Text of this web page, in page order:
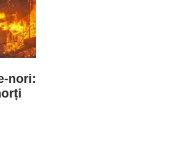
nori: